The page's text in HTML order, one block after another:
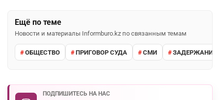
Ещё по теме
Новости и материалы Informburo.kz по связанным темам
ОБЩЕСТВО ПРИГОВОР СУДА СМИ ЗАДЕРЖАНИЕ
ПОДПИШИТЕСЬ НА НАС